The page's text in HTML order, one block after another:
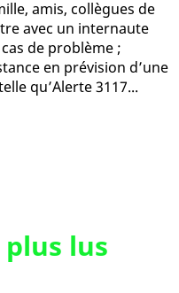
amis, collègues de
avec un internaute
de problème ;
en prévision d’une
qu’Alerte 3117...
plus lus